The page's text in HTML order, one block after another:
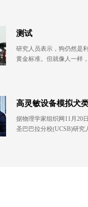
测试
研究人员表示，狗仍然是
黄金标准。但就像人一样
高灵敏设备模拟犬
据物理学家组织网11月20
圣巴巴拉分校(UCSB)研究